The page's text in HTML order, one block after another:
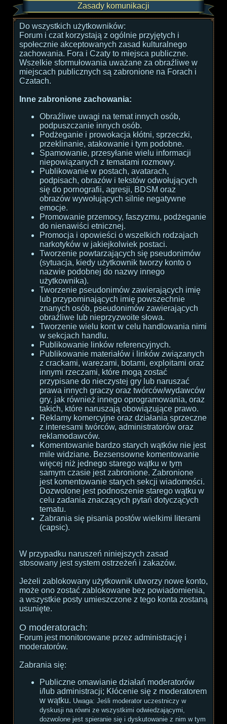
Zasady komunikacji
Do wszystkich użytkowników:
Forum i czat korzystają z ogólnie przyjętych i
społecznie akceptowanych zasad kulturalnego
zachowania. Fora i Czaty to miejsca publiczne.
Wszelkie sformułowania uważane za obraźliwe w
miejscach publicznych są zabronione na Forach i
Czatach.
Inne zabronione zachowania:
Obraźliwe uwagi na temat innych osób,
podpuszczanie innych osób.
Podżeganie i prowokacja kłótni, sprzeczki,
przeklinanie, atakowanie i tym podobne.
Spamowanie, przesyłanie wielu informacji
niepowiązanych z tematami rozmowy.
Publikowanie w postach, avatarach,
podpisach, obrazów i tekstów odwołujących
się do pornografii, agresji, BDSM oraz
obrazów wywołujących silnie negatywne
emocje.
Promowanie przemocy, faszyzmu, podżeganie
do nienawiści etnicznej.
Promocja i opowieści o wszelkich rodzajach
narkotyków w jakiejkolwiek postaci.
Tworzenie powtarzających się pseudonimów
(sytuacja, kiedy użytkownik tworzy konto o
nazwie podobnej do nazwy innego
użytkownika).
Tworzenie pseudonimów zawierających imię
lub przypominających imię powszechnie
znanych osób, pseudonimów zawierających
obraźliwe lub nieprzyzwoite słowa.
Tworzenie wielu kont w celu handlowania nimi
w sekcjach handlu.
Publikowanie linków referencyjnych.
Publikowanie materiałów i linków związanych
z crackami, warezami, botami, exploitami oraz
innymi rzeczami, które mogą zostać
przypisane do nieczystej gry lub naruszać
prawa innych graczy oraz twórców/wydawców
gry, jak również innego oprogramowania, oraz
takich, które naruszają obowiązujące prawo.
Reklamy komercyjne oraz działania sprzeczne
z interesami twórców, administratorów oraz
reklamodawców.
Komentowanie bardzo starych wątków nie jest
mile widziane. Bezsensowne komentowanie
więcej niż jednego starego wątku w tym
samym czasie jest zabronione. Zabronione
jest komentowanie starych sekcji wiadomości.
Dozwolone jest podnoszenie starego wątku w
celu zadania znaczących pytań dotyczących
tematu.
Zabrania się pisania postów wielkimi literami
(capsic).
W przypadku naruszeń niniejszych zasad
stosowany jest system ostrzeżeń i zakazów.
Jeżeli zablokowany użytkownik utworzy nowe konto,
może ono zostać zablokowane bez powiadomienia,
a wszystkie posty umieszczone z tego konta zostaną
usunięte.
O moderatorach:
Forum jest monitorowane przez administrację i
moderatorów.
Zabrania się:
Publiczne omawianie działań moderatorów
i/lub administracji; Kłócenie się z moderatorem
w wątku. Uwaga: Jeśli moderator uczestniczy w
dyskusji na równi ze wszystkimi odwiedzającymi,
dozwolone jest spieranie się i dyskutowanie z nim w tym